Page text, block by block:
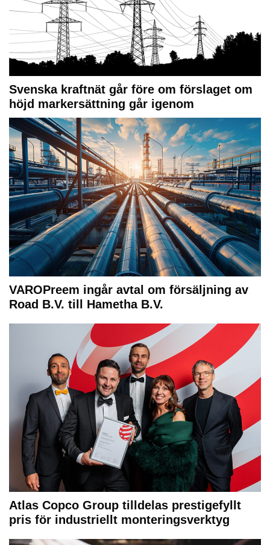
Svenska kraftnät går före om förslaget om
höjd markersättning går igenom
VAROPreem ingår avtal om försäljning av
Road B.V. till Hametha B.V.
Atlas Copco Group tilldelas prestigefyllt
pris för industriellt monteringsverktyg